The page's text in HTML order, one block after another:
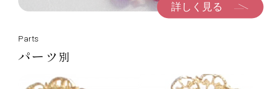
詳しく見る
Parts
パーツ 別